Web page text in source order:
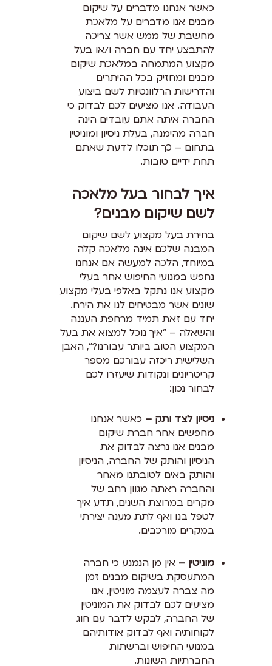
כאשר אנחנו מדברים על שיקום
מבנים אנו מדברים על מלאכת
מחשבת של ממש אשר צריכה
להתבצע יחד עם חברה ו/או בעל
מקצוע המתמחה במלאכת שיקום
מבנים ומחזיק בכל ההיתרים
והדרישות הרלוונטיות לשם ביצוע
העבודה. אנו מציעים לכם לבדוק כי
החברה איתה אתם עובדים הינה
חברה מהימנה, בעלת ניסיון ומוניטין
בתחום – כך תוכלו לדעת שאתם
תחת ידיים טובות.
איך לבחור בעל מלאכה
לשם שיקום מבנים?
בחירת בעל מקצוע לשם שיקום
המבנה שלכם אינה מלאכה קלה
במיוחד, הלכה למעשה אם אנחנו
נחפש במנועי החיפוש אחר בעלי
מקצוע אנו נתקל באלפי בעלי מקצוע
שונים אשר מבטיחים לנו את הירח.
יחד עם זאת תמיד מרחפת העננה
והשאלה – “איך נוכל למצוא את בעל
המקצוע הטוב ביותר עבורנו?”, האבן
השלישית ריכזה עבורכם מספר
קריטריונים ונקודות שיעזרו לכם
לבחור נכון:
ניסיון לצד ותק –כאשר אנחנו
מחפשים אחר חברת שיקום
מבנים אנו נרצה לבדוק את
הניסיון והותק של החברה, הניסיון
והותק באים לטובתנו מאחר
והחברה ראתה מגוון רחב של
מקרים במרוצת השנים, תדע איך
לטפל בנו ואף לתת מענה יצירתי
במקרים מורכבים.
מוניטין –אין מן הנמנע כי חברה
המתעסקת בשיקום מבנים זמן
מה צברה לעצמה מוניטין, אנו
מציעים לכם לבדוק את המוניטין
של החברה, לבקש לדבר עם חוג
לקוחותיה ואף לבדוק אודותיהם
במנועי החיפוש וברשתות
החברתיות השונות.